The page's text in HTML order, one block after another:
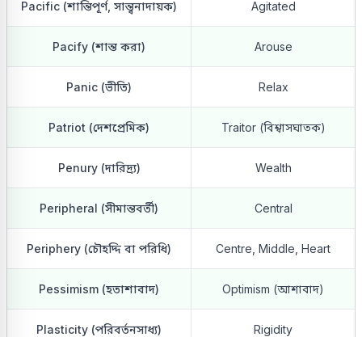
Pacific (শান্তিপূর্ণ, সান্ত্বনাদায়ক) Agitated
Pacify (শান্ত করা) Arouse
Panic (ভীতি) Relax
Patriot (দেশপ্রেমিক) Traitor (বিশ্বাসঘাতক)
Penury (দারিদ্র্য) Wealth
Peripheral (সীমান্তবর্তী) Central
Periphery (চৌহদ্দি বা পরিধি) Centre, Middle, Heart
Pessimism (হতাশাবাদ) Optimism (আশাবাদ)
Plasticity (পরিবর্তনসাধ্য) Rigidity